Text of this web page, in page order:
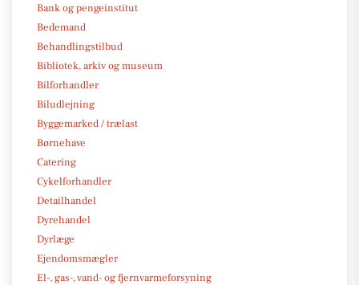
Bank og pengeinstitut
Bedemand
Behandlingstilbud
Bibliotek, arkiv og museum
Bilforhandler
Biludlejning
Byggemarked / trælast
Børnehave
Catering
Cykelforhandler
Detailhandel
Dyrehandel
Dyrlæge
Ejendomsmægler
El-, gas-, vand- og fjernvarmeforsyning